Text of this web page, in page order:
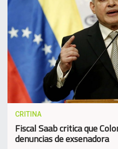
CRITINA
Fiscal Saab critica que
denuncias de exsenadora